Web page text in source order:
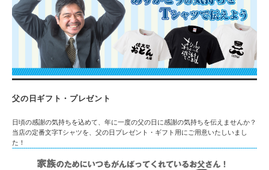
父の日ギフト・プレゼント
日頃の感謝の気持ちを込めて、年に一度の父の日に感謝の気持ちを伝えませんか？
当店の定番文字Tシャツを、父の日プレゼント・ギフト用にご用意いたしいまし
た！